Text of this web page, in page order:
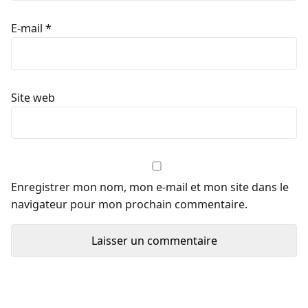
E-mail *
Site web
Enregistrer mon nom, mon e-mail et mon site dans le
navigateur pour mon prochain commentaire.